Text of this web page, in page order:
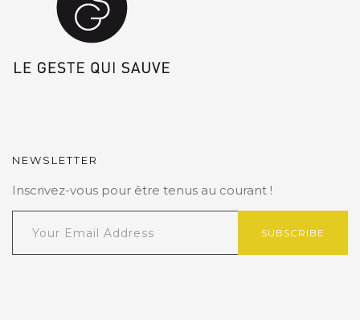
NEWSLETTER
Inscrivez-vous pour être tenus au courant !
SUBSCRIBE